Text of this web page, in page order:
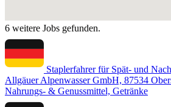
6 weitere Jobs gefunden.
Staplerfahrer für Spät- und
Allgäuer Alpenwasser GmbH, 87534
Nahrungs- & Genussmittel, Getränke